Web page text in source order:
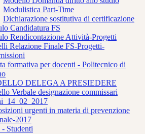
Modulistica Part-Time
Dichiarazione sostitutiva di certificazione
Candidatura FS
Rendicontazione Attività-Progetti
Relazione Finale FS-Progetti-
formativa per docenti - Politecnico di
DELEGA A PRESIEDERE
Verbale designazione commissari
urgenti in materia di prevenzione
2017
Studenti